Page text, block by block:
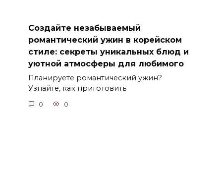
Создайте незабываемый
романтический ужин в корейском
стиле: секреты уникальных блюд и
уютной атмосферы для любимого
Планируете романтический ужин?
Узнайте, как приготовить
0 0